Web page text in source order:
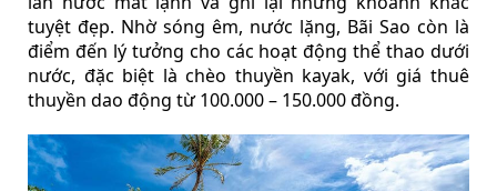
tuyệt đẹp. Nhờ sóng êm, nước lặng, Bãi Sao còn là
điểm đến lý tưởng cho các hoạt động thể thao dưới
nước, đặc biệt là chèo thuyền kayak, với giá thuê
thuyền dao động từ 100.000 – 150.000 đồng.